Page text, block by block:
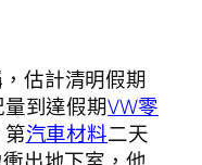
估計清明假期
到達假期VW零
汽車材料二天